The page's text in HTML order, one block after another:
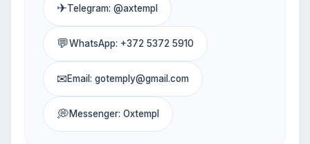
✈Telegram: @axtempl
💬WhatsApp: +372 5372 5910
✉Email: gotemply@gmail.com
💭Messenger: Oxtempl